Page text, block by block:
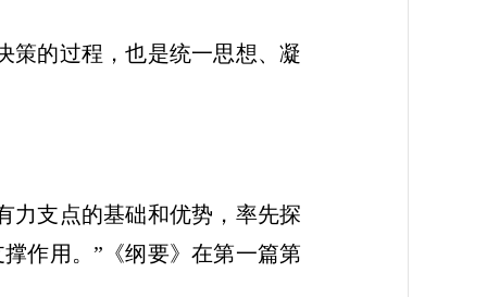
策的过程，也是统一思想、凝
力支点的基础和优势，率先探
作用。”《纲要》在第一篇第